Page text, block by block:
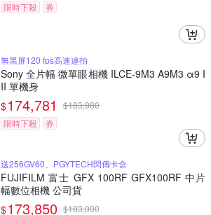
限時下殺
券
無黑屏120 fps高速連拍
Sony 全片幅 微單眼相機 ILCE-9M3 A9M3 α9 I
II 單機身
$174,781 $183,980
限時下殺
券
送256GV60、PGYTECH閃傳卡盒
FUJIFILM 富士 GFX 100RF GFX100RF 中片
幅數位相機 公司貨
$173,850 $183,000